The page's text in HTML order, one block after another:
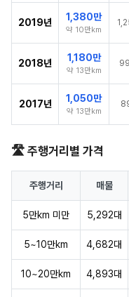
2019년 1,380만
약 10만km
2018년 1,180만
약 13만km
2017년 1,050만
약 13만km
🛣️ 주행거리별 가격
주행거리 매물
5만km 미만 5,292대
5~10만km 4,682대
10~20만km 4,893대